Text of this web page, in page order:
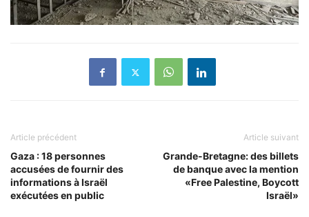
Article précédent
Gaza : 18 personnes
accusées de fournir des
informations à Israël
exécutées en public
Article suivant
Grande-Bretagne: des billets
de banque avec la mention
«Free Palestine, Boycott
Israël»